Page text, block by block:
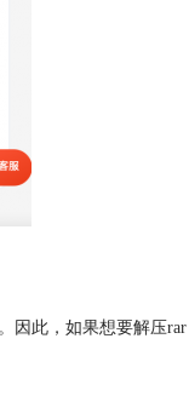
因此，如果想要解压rar